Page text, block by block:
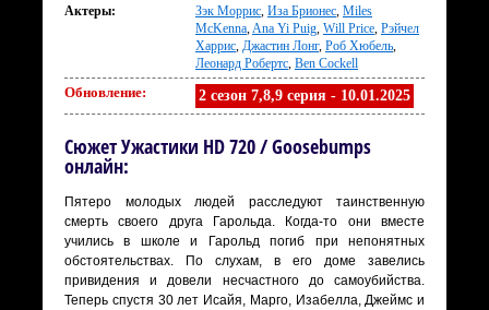
Актеры:
Зэк Моррис, Иза Брионес, Miles
McKenna,Ana Yi Puig, Will Price, Рэйчел
Харрис, Джастин Лонг, Роб Хюбель,
Леонард Робертс, Ben Cockell
Обновление: 2 сезон 7,8,9 серия - 10.01.2025
Сюжет Ужастики HD 720 / Goosebumps
онлайн:
Пятеро молодых людей расследуют таинственную
смерть своего друга Гарольда. Когда-то они вместе
учились в школе и Гарольд погиб при непонятных
обстоятельствах. По слухам, в его доме завелись
привидения и довели несчастного до самоубийства.
Теперь спустя 30 лет Исайя, Марго, Изабелла, Джеймс и